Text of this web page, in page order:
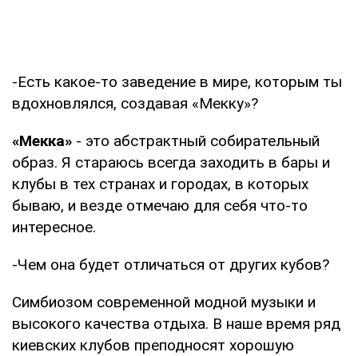
-Есть какое-то заведение в мире, которым ты
вдохновлялся, создавая «Мекку»?
«Мекка» - это абстрактный собирательный
образ. Я стараюсь всегда заходить в бары и
клубы в тех странах и городах, в которых
бываю, и везде отмечаю для себя что-то
интересное.
-Чем она будет отличаться от других кубов?
Симбиозом современной модной музыки и
высокого качества отдыха. В наше время ряд
киевских клубов преподносят хорошую